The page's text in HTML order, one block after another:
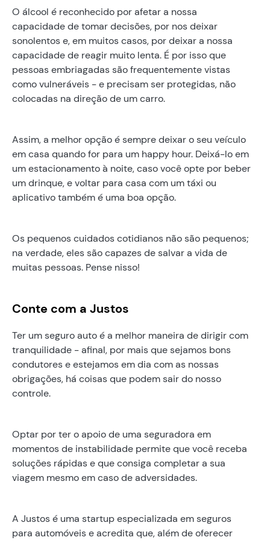
O álcool é reconhecido por afetar a nossa
capacidade de tomar decisões, por nos deixar
sonolentos e, em muitos casos, por deixar a nossa
capacidade de reagir muito lenta. É por isso que
pessoas embriagadas são frequentemente vistas
como vulneráveis - e precisam ser protegidas, não
colocadas na direção de um carro.
Assim, a melhor opção é sempre deixar o seu veículo
em casa quando for para um happy hour. Deixá-lo em
um estacionamento à noite, caso você opte por beber
um drinque, e voltar para casa com um táxi ou
aplicativo também é uma boa opção.
Os pequenos cuidados cotidianos não são pequenos;
na verdade, eles são capazes de salvar a vida de
muitas pessoas. Pense nisso!
Conte com a Justos
Ter um seguro auto é a melhor maneira de dirigir com
tranquilidade - afinal, por mais que sejamos bons
condutores e estejamos em dia com as nossas
obrigações, há coisas que podem sair do nosso
controle.
Optar por ter o apoio de uma seguradora em
momentos de instabilidade permite que você receba
soluções rápidas e que consiga completar a sua
viagem mesmo em caso de adversidades.
A Justos é uma startup especializada em seguros
para automóveis e acredita que, além de oferecer